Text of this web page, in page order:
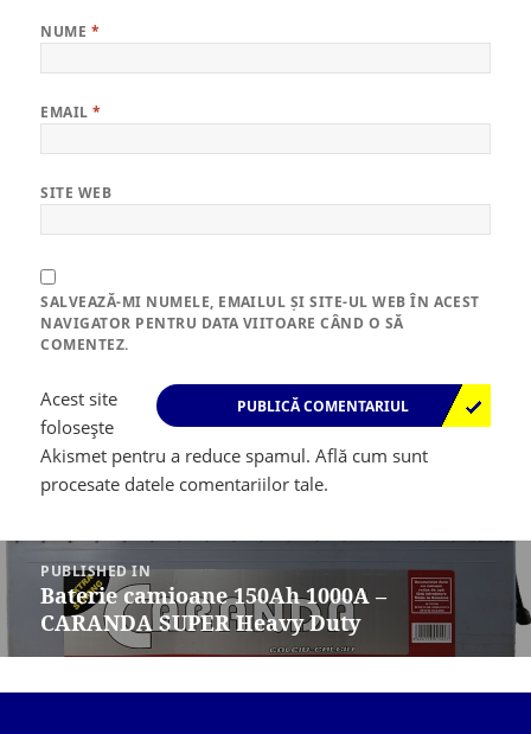
NUME *
EMAIL*
SITE WEB
SALVEAZĂ-MI NUMELE, EMAILUL ȘI SITE-UL WEB ÎN ACEST
NAVIGATOR PENTRU DATA VIITOARE CÂND O SĂ
COMENTEZ.
Acest site
folosește
Akismet pentru a reduce spamul.Află cum sunt
procesate datele comentariilor tale.
Navigare
articole
PUBLISHED IN
Baterie camioane 150Ah 1000A –
CARANDA SUPER Heavy Duty